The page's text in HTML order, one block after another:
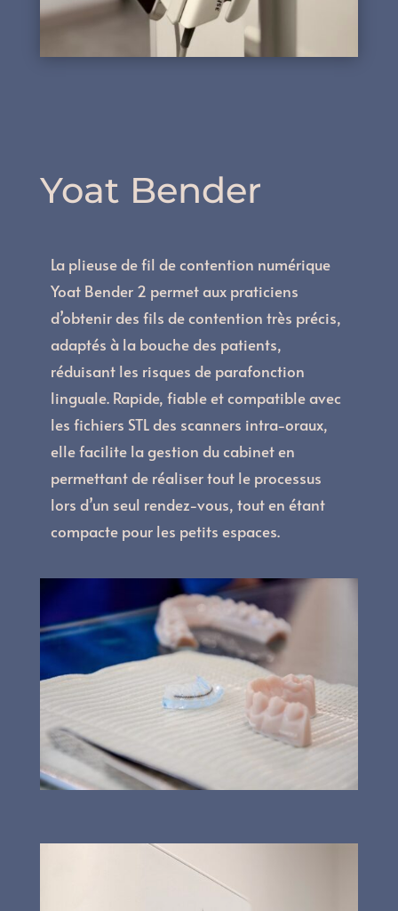
Yoat Bender
La plieuse de fil de contention numérique
Yoat Bender 2 permet aux praticiens
d’obtenir des fils de contention très précis,
adaptés à la bouche des patients,
réduisant les risques de parafonction
linguale. Rapide, fiable et compatible avec
les fichiers STL des scanners intra-oraux,
elle facilite la gestion du cabinet en
permettant de réaliser tout le processus
lors d’un seul rendez-vous, tout en étant
compacte pour les petits espaces.